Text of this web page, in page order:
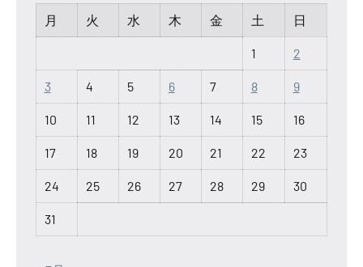
月
火 水 木 金 土 日
1 2
3 4 5 6 7 8 9
10 11 12 13 14 15 16
17 18 19 20 21 22 23
24 25 26 27 28 29 30
31